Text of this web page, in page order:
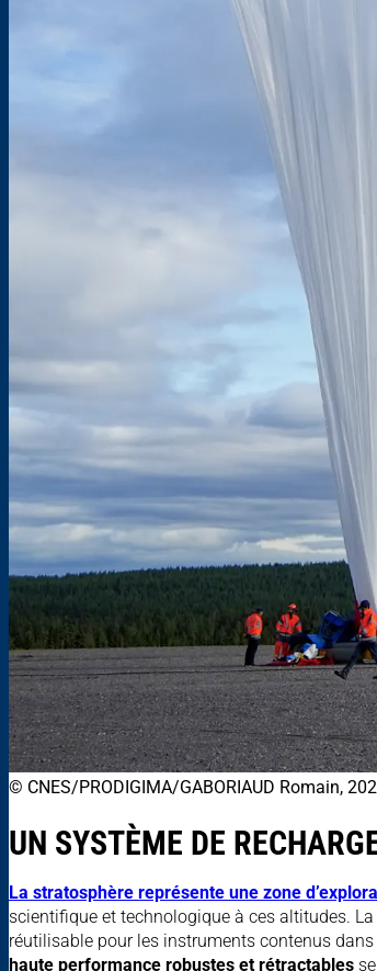
© CNES/PRODIGIMA/GABORIAUD Romain,
UN SYSTÈME DE
La stratosphère représente une zone
scientifique et technologique à ces altitudes.
réutilisable pour les instruments contenus dans
haute performance robustes et rétractables